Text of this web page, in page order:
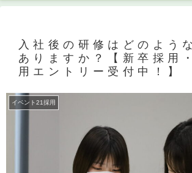
入社後の研修はどのよう
ありますか？【新卒採用
用エントリー受付中！】
イベント21採用